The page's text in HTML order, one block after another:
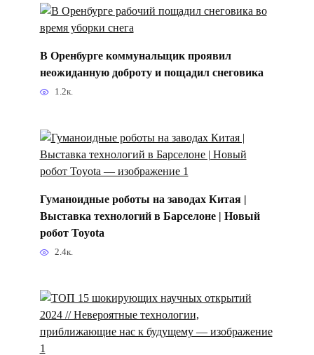
В Оренбурге коммунальщик проявил
неожиданную доброту и пощадил снеговика
1.2к.
Гуманоидные роботы на заводах Китая |
Выставка технологий в Барселоне | Новый
робот Toyota
2.4к.